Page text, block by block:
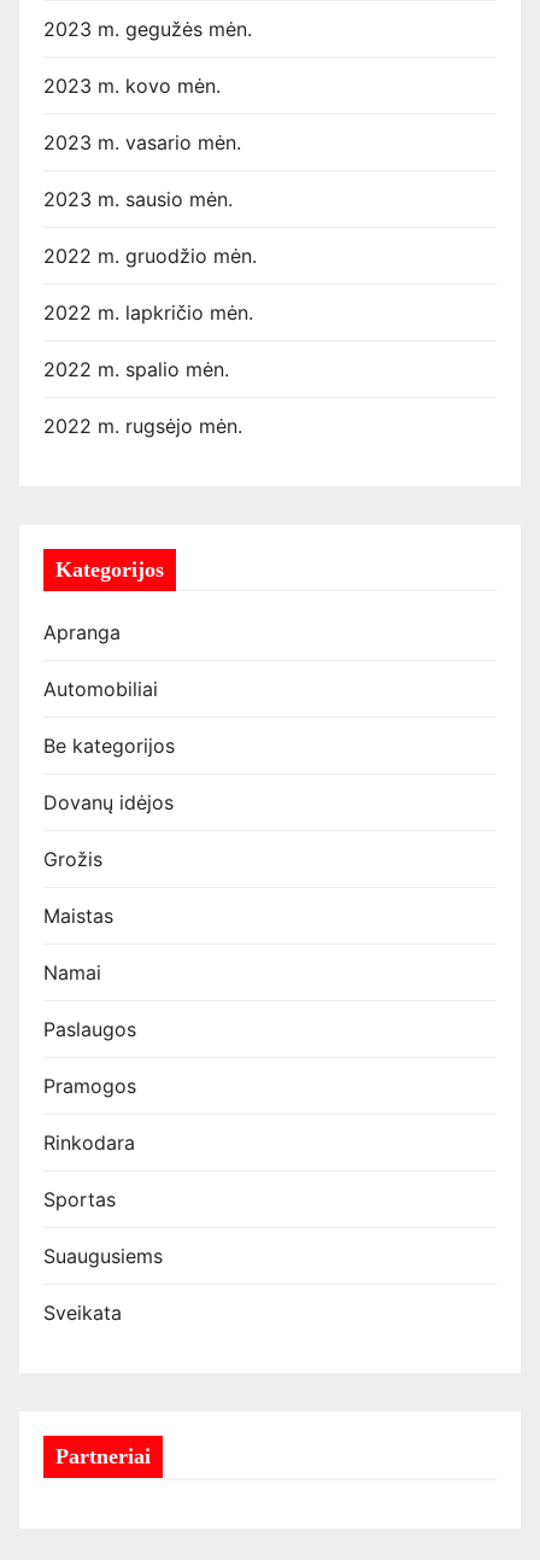
2023 m. gegužės mėn.
2023 m. kovo mėn.
2023 m. vasario mėn.
2023 m. sausio mėn.
2022 m. gruodžio mėn.
2022 m. lapkričio mėn.
2022 m. spalio mėn.
2022 m. rugsėjo mėn.
Kategorijos
Apranga
Automobiliai
Be kategorijos
Dovanų idėjos
Grožis
Maistas
Namai
Paslaugos
Pramogos
Rinkodara
Sportas
Suaugusiems
Sveikata
Partneriai